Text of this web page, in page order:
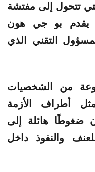
تتحول إلى مفتشة
يقدم بو جي هون
التقني الذي
من الشخصيات
تمثل أطراف الأزمة
ضغوطًا هائلة إلى
والنفوذ داخل